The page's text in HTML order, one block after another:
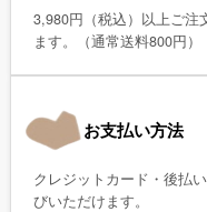
3,980円（税込）以上ご注
ます。（通常送料800円）
お支払い方法
クレジットカード・後払
びいただけます。